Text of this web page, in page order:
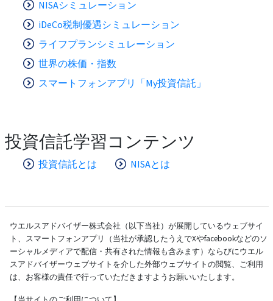
NISAシミュレーション
iDeCo税制優遇シミュレーション
ライフプランシミュレーション
世界の株価・指数
スマートフォンアプリ「My投資信託」
投資信託学習コンテンツ
投資信託とは NISAとは
ウエルスアドバイザー株式会社（以下当社）が展開しているウェブサイ
ト、スマートフォンアプリ（当社が承認したうえでXやfacebookなどのソ
ーシャルメディアで配信・共有された情報も含みます）ならびにウエル
スアドバイザーウェブサイトを介した外部ウェブサイトの閲覧、ご利用
は、お客様の責任で行っていただきますようお願いいたします。